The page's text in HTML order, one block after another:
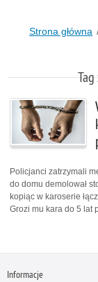
Strona główna
Policjanci zatrzymali
do domu demolował
kopiąc w karoserie
Grozi mu kara do 5 lat
Informacje